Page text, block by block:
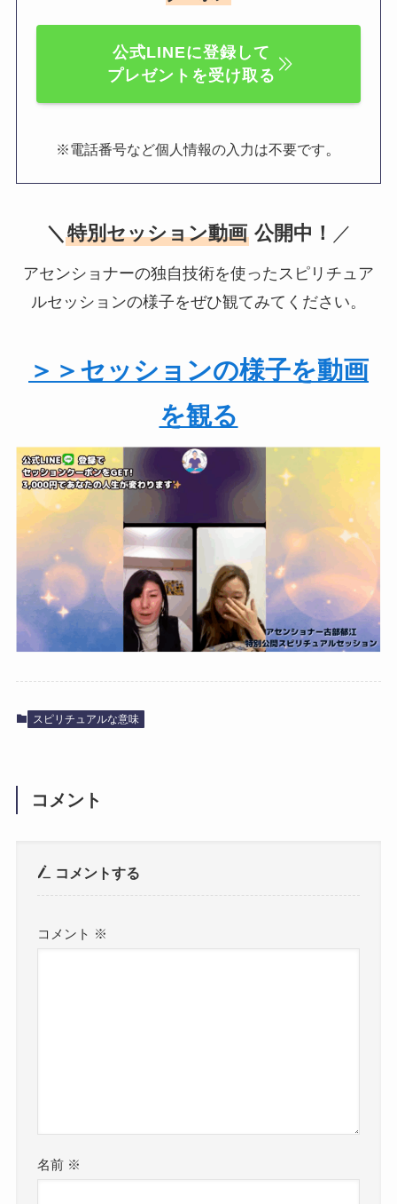
公式LINEに登録して
プレゼントを受け取る
※電話番号など個人情報の入力は不要です。
＼ 特別セッション動画公開中！ ／
アセンショナーの独自技術を使ったスピリチュア
ルセッションの様子をぜひ観てみてください。
＞＞セッションの様子を動画
を観る
スピリチュアルな意味
コメント
コメントする
コメント ※
名前 ※